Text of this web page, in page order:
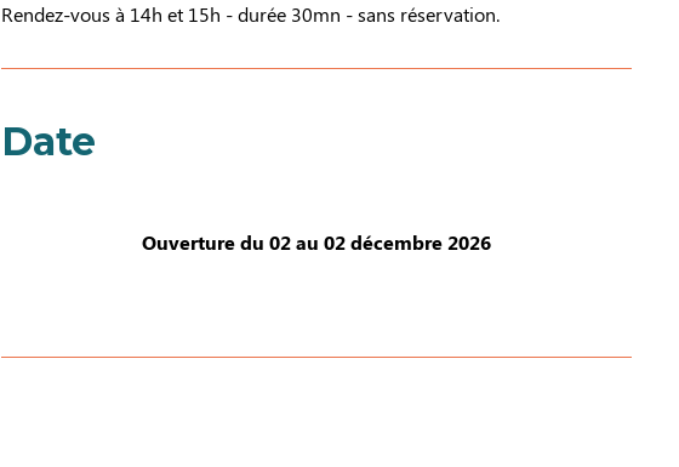
Rendez-vous à 14h et 15h - durée 30mn - sans réservation.
Date
Ouverture du 02 au 02 décembre 2026